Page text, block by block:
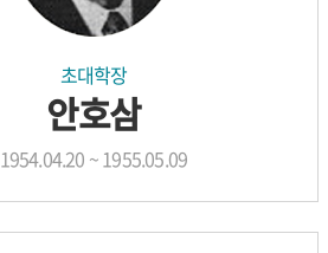
초대학장
안호삼
1954.04.20 ~ 1955.05.09